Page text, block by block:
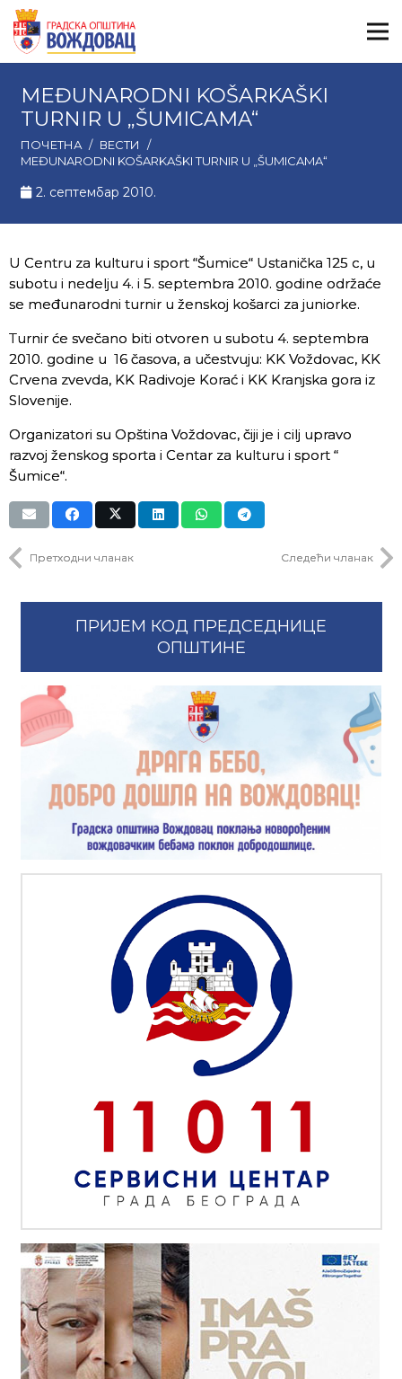
MEĐUNARODNI KOŠARKAŠKI
TURNIR U „ŠUMICAMA“
ПОЧЕТНА / ВЕСТИ
/
MEĐUNARODNI KOŠARKAŠKI TURNIR U „ŠUMICAMA“
2. септембар 2010.
U Centru za kulturu i sport “Šumice“ Ustanička 125 c, u
subotu i nedelju 4. i 5. septembra 2010. godine održaće
se međunarodni turnir u ženskoj košarci za juniorke.
Turnir će svečano biti otvoren u subotu 4. septembra
2010. godine u 16 časova, a učestvuju: KK Voždovac, KK
Crvena zvevda, KK Radivoje Korać i KK Kranjska gora iz
Slovenije.
Organizatori su Opština Voždovac, čiji je i cilj upravo
razvoj ženskog sporta i Centar za kulturu i sport “
Šumice“.
Претходни чланак Следећи чланак
ПРИЈЕМ КОД ПРЕДСЕДНИЦЕ
ОПШТИНЕ